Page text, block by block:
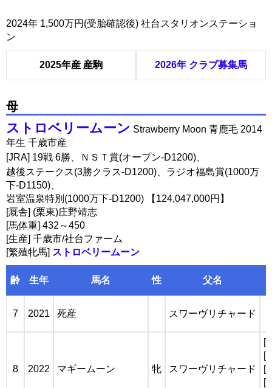
2024年 1,500万円(受胎確認後) 社台スタリオンステーショ
ン
2025年産 産駒 2026年 クラブ募集馬
母
ストロベリームーン Strawberry Moon 青鹿毛 2014
年生 千歳市産
[JRA] 19戦 6勝、ＮＳＴ賞(オープン-D1200)、
越後ステークス(3勝クラス-D1200)、ラジオ福島賞(1000万
下-D1150)、
岩室温泉特別(1000万下-D1200) 【124,047,000円】
[厩舎] (栗東)庄野靖志
[馬体重] 432～450
[生産] 千歳市/社台ファーム
[繁殖牝馬] ストロベリームーン
齢 生年 馬名 性 父名
7 2021 死産 スワーヴリチャード
8 2022 マギームーン 牝 スワーヴリチャード
[
[